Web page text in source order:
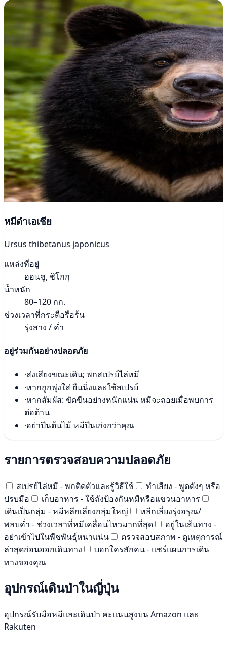
หมีดำเอเชีย
Ursus thibetanus japonicus
แหล่งที่อยู่
ฮอนชู, ชิโกกุ
น้ำหนัก
80–120 กก.
ช่วงเวลาที่กระตือรือร้น
รุ่งสาง / ค่ำ
อยู่ร่วมกันอย่างปลอดภัย
·ส่งเสียงขณะเดิน; พกสเปรย์ไล่หมี
·หากถูกพุ่งใส่ ยืนนิ่งและใช้สเปรย์
·หากสัมผัส: ขัดขืนอย่างหนักแน่น หมีจะถอยเมื่อพบการ
ต่อต้าน
·อย่าปีนต้นไม้ หมีปีนเก่งกว่าคุณ
รายการตรวจสอบความปลอดภัย
สเปรย์ไล่หมี - พกติดตัวและรู้วิธีใช้
ทำเสียง - พูดดังๆ หรือ
ปรบมือ
เก็บอาหาร - ใช้ถังป้องกันหมีหรือแขวนอาหาร
เดินเป็นกลุ่ม - หมีหลีกเลี่ยงกลุ่มใหญ่
หลีกเลี่ยงรุ่งอรุณ/
พลบค่ำ - ช่วงเวลาที่หมีเคลื่อนไหวมากที่สุด
อยู่ในเส้นทาง -
อย่าเข้าไปในพืชพันธุ์หนาแน่น
ตรวจสอบสภาพ - ดูเหตุการณ์
ล่าสุดก่อนออกเดินทาง
บอกใครสักคน - แชร์แผนการเดิน
ทางของคุณ
อุปกรณ์เดินป่าในญี่ปุ่น
อุปกรณ์รับมือหมีและเดินป่า คะแนนสูงบน Amazon และ
Rakuten